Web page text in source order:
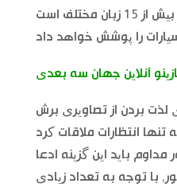
مالت و پیشنهاد سایت در بیش از 15 زبان مختلف است
آنلاین جهان سه بعدی
بردن از تصاویری برش
انتظارات ملاقات کرد
باید این گزینه ادعا
با توجه به تعداد زیادی